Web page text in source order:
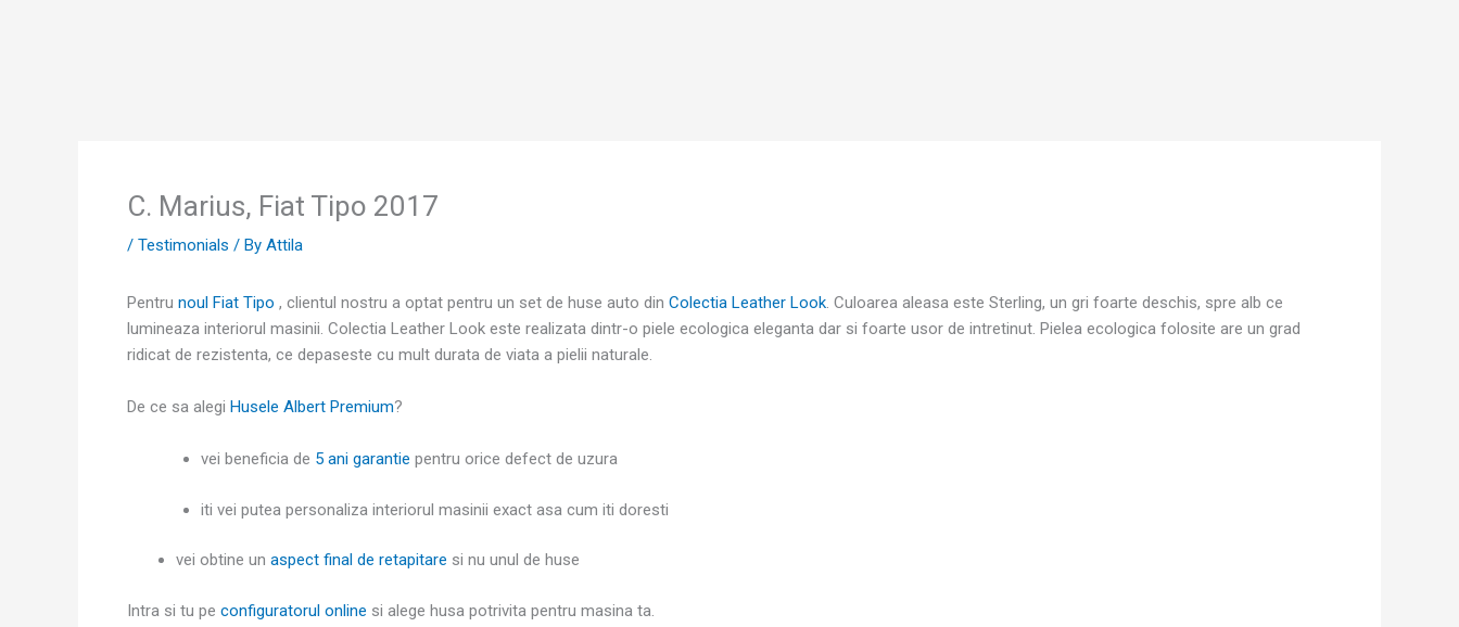
C. Marius, Fiat Tipo 2017
/ Testimonials / By Attila
Pentru noul Fiat Tipo , clientul nostru a optat pentru un set de huse auto din Colectia Leather Look. Culoarea aleasa este Sterling, un gri foarte deschis, spre alb ce
lumineaza interiorul masinii. Colectia Leather Look este realizata dintr-o piele ecologica eleganta dar si foarte usor de intretinut. Pielea ecologica folosite are un grad
ridicat de rezistenta, ce depaseste cu mult durata de viata a pielii naturale.
De ce sa alegi Husele Albert Premium?
vei beneficia de 5 ani garantie pentru orice defect de uzura
iti vei putea personaliza interiorul masinii exact asa cum iti doresti
vei obtine un aspect final de retapitare si nu unul de huse
Intra si tu pe configuratorul online si alege husa potrivita pentru masina ta.